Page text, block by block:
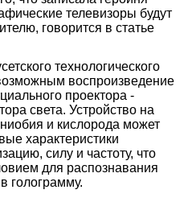
телевизоры будут
говорится в статье
технологического
воспроизведение
проектора -
света. Устройство на
и кислорода может
характеристики
силу и частоту, что
для распознавания
голограмму.